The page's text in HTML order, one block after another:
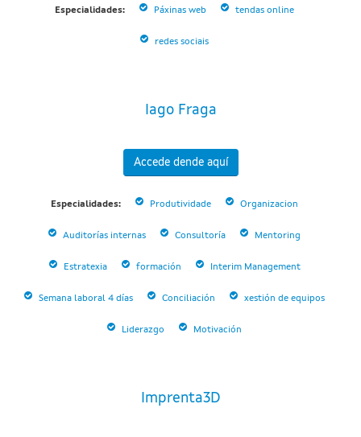
Especialidades: Páxinas web tendas online
redes sociais
Iago Fraga
Accede dende aquí
Especialidades: Produtividade Organizacion
Auditorías internas Consultoría Mentoring
Estratexia formación Interim Management
Semana laboral 4 días Conciliación xestión de equipos
Liderazgo Motivación
Imprenta3D